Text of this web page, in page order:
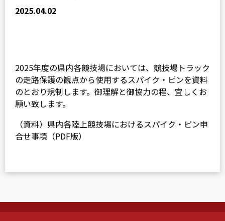
2025.04.02
2025年度の県内各競技場においては、競技場トラック
の走路保護の観点から使用するスパイク・ピンを資料
のとおり規制します。御理解と御協力の程、宜しくお
願い致します。
（資料） 県内各陸上競技場におけるスパイク・ピン申
合せ事項（PDF版）